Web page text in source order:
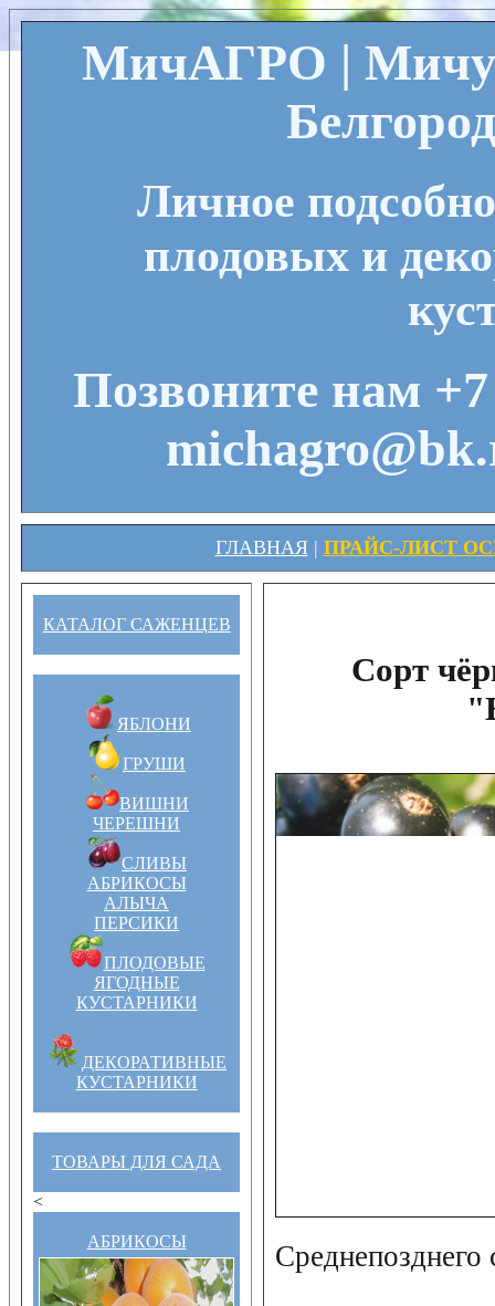
МичАГРО |
Личное
плодовых и
Позвоните нам
ГЛАВНАЯ| ПРАЙС-ЛИСТ
КАТАЛОГ САЖЕНЦЕВ
ЯБЛОНИ
ГРУШИ
ВИШНИ
ЧЕРЕШНИ
СЛИВЫ
АБРИКОСЫ
АЛЫЧА
ПЕРСИКИ
ПЛОДОВЫЕ
ЯГОДНЫЕ
КУСТАРНИКИ
ДЕКОРАТИВНЫЕ
КУСТАРНИКИ
ТОВАРЫ ДЛЯ САДА
<
АБРИКОСЫ
Сорт
Среднепозднего